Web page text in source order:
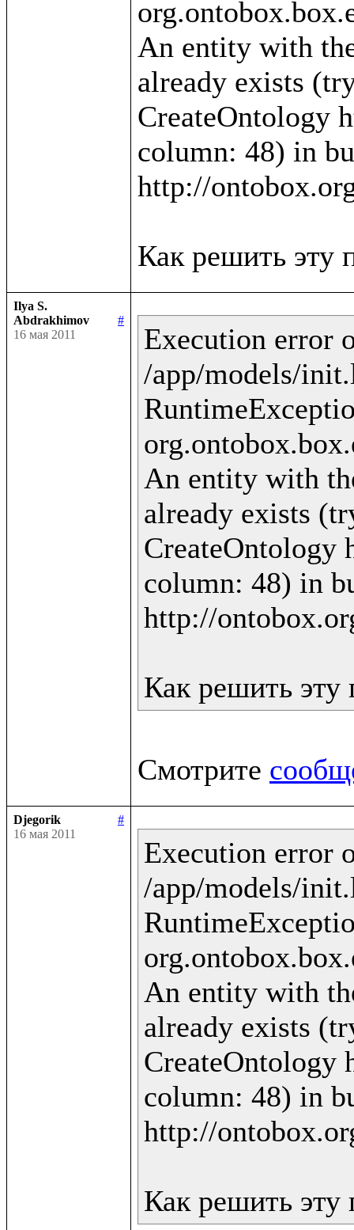
An entity with
already exists
CreateOntology
column: 48) in
http://
Ilya S.
Abdrakhimov
#
16 мая 2011
Execution error
/app/models/
An entity with
already exists
CreateOntology
column: 48) in
http://
Смотрите
Djegorik
#
16 мая 2011
Execution error
/app/models/
An entity with
already exists
CreateOntology
column: 48) in
http://